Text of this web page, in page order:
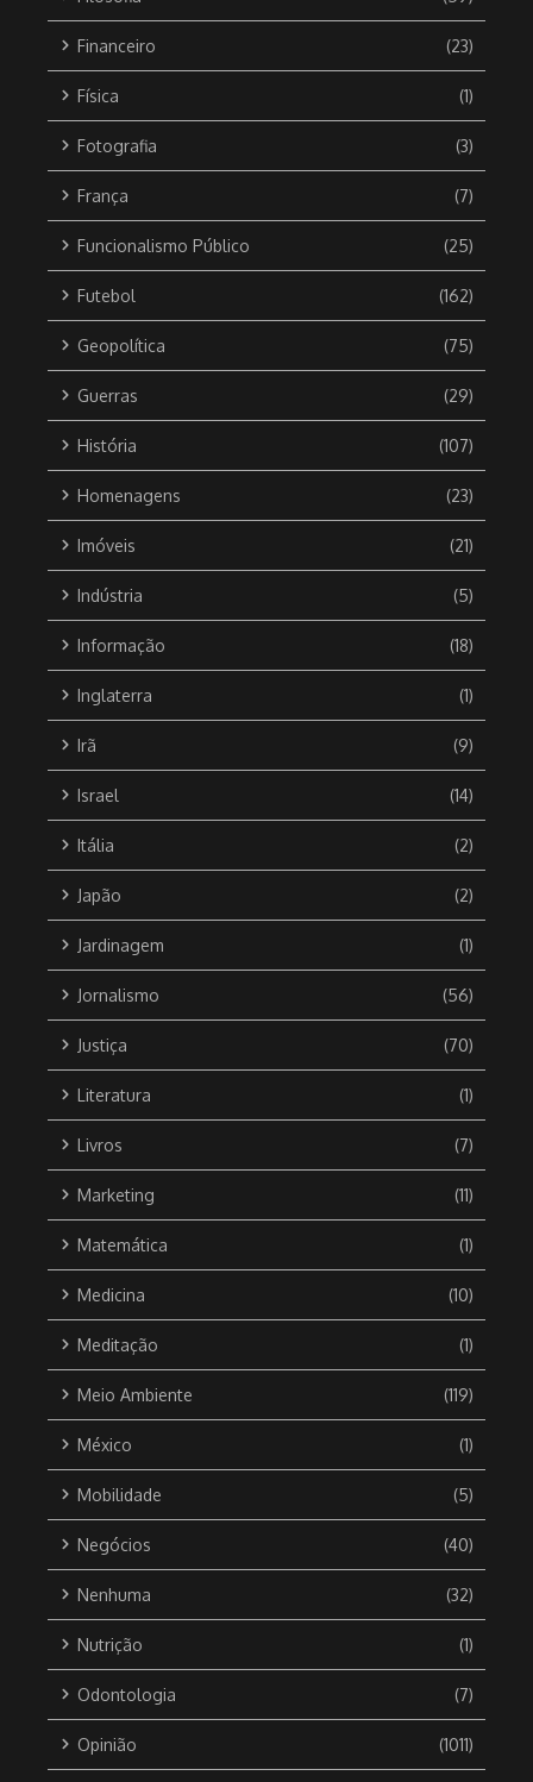
Financeiro (23)
Física (1)
Fotografia (3)
França (7)
Funcionalismo Público (25)
Futebol (162)
Geopolítica (75)
Guerras (29)
História (107)
Homenagens (23)
Imóveis (21)
Indústria (5)
Informação (18)
Inglaterra (1)
Irã (9)
Israel (14)
Itália (2)
Japão (2)
Jardinagem (1)
Jornalismo (56)
Justiça (70)
Literatura (1)
Livros (7)
Marketing (11)
Matemática (1)
Medicina (10)
Meditação (1)
Meio Ambiente (119)
México (1)
Mobilidade (5)
Negócios (40)
Nenhuma (32)
Nutrição (1)
Odontologia (7)
Opinião (1011)